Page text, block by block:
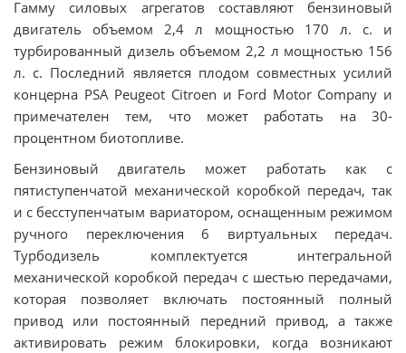
Гамму силовых агрегатов составляют бензиновый
двигатель объемом 2,4 л мощностью 170 л. с. и
турбированный дизель объемом 2,2 л мощностью 156
л. с. Последний является плодом совместных усилий
концерна PSA Peugeot Citroen и Ford Motor Company и
примечателен тем, что может работать на 30-
процентном биотопливе.
Бензиновый двигатель может работать как с
пятиступенчатой механической коробкой передач, так
и с бесступенчатым вариатором, оснащенным режимом
ручного переключения 6 виртуальных передач.
Турбодизель комплектуется интегральной
механической коробкой передач с шестью передачами,
которая позволяет включать постоянный полный
привод или постоянный передний привод, а также
активировать режим блокировки, когда возникают